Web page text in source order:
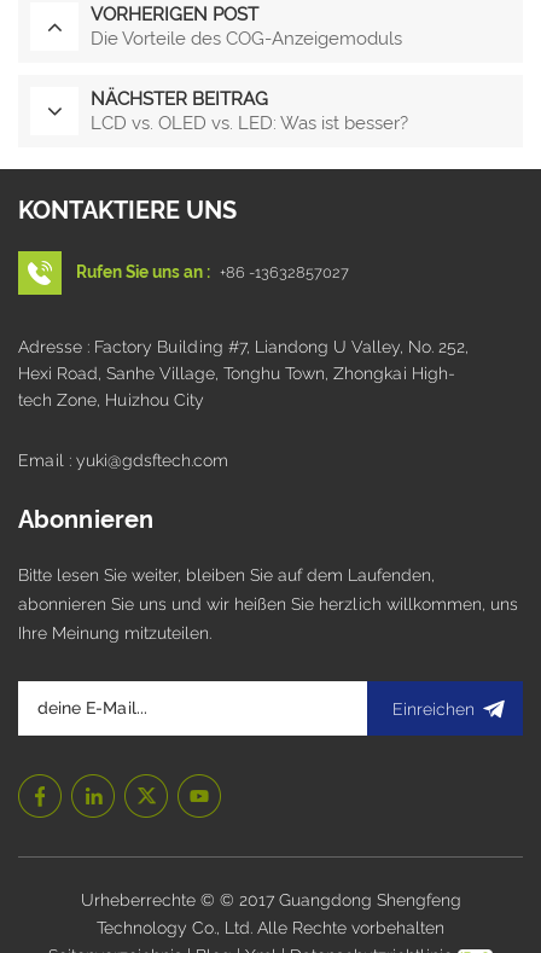
VORHERIGEN POST
Die Vorteile des COG-Anzeigemoduls
NÄCHSTER BEITRAG
LCD vs. OLED vs. LED: Was ist besser?
KONTAKTIERE UNS
Rufen Sie uns an : +86 -13632857027
Adresse : Factory Building #7, Liandong U Valley, No. 252,
Hexi Road, Sanhe Village, Tonghu Town, Zhongkai High-
tech Zone, Huizhou City
Email : yuki@gdsftech.com
Abonnieren
Bitte lesen Sie weiter, bleiben Sie auf dem Laufenden,
abonnieren Sie uns und wir heißen Sie herzlich willkommen, uns
Ihre Meinung mitzuteilen.
Einreichen
Urheberrechte © © 2017 Guangdong Shengfeng
Technology Co., Ltd. Alle Rechte vorbehalten